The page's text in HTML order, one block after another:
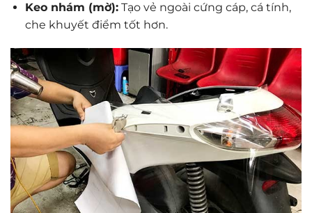
Keo nhám (mờ):Tạo vẻ ngoài cứng cáp, cá tính,
che khuyết điểm tốt hơn.